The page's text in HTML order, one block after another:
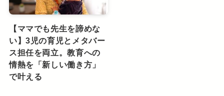
【ママでも先生を諦めな
い】3児の育児とメタバー
ス担任を両立。教育への
情熱を「新しい働き方」
で叶える